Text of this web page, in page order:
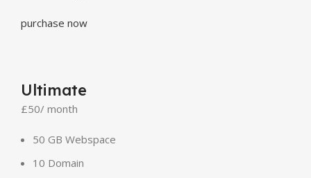
purchase now
Ultimate
£50/ month
50 GB Webspace
10 Domain